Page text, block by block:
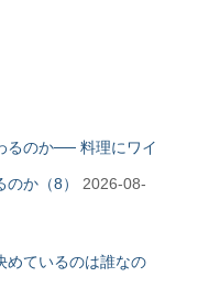
るのか── 料理にワイ
か（8） 2026-08-
めているのは誰なの